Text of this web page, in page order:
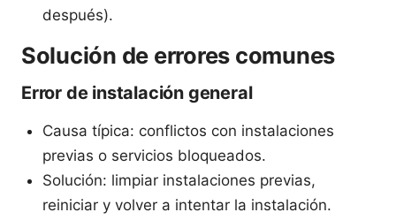
después).
Solución de errores comunes
Error de instalación general
Causa típica: conflictos con instalaciones
previas o servicios bloqueados.
Solución: limpiar instalaciones previas,
reiniciar y volver a intentar la instalación.